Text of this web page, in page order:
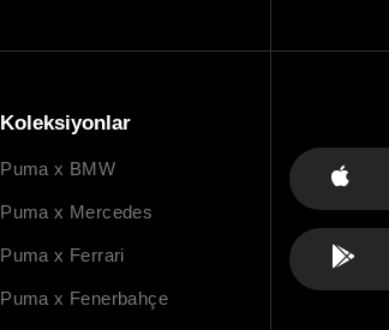
Koleksiyonlar
Puma x BMW
Puma x Mercedes
Puma x Ferrari
Puma x Fenerbahçe